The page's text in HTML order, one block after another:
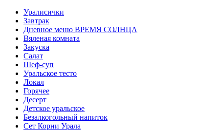
Уралисички
Завтрак
Дневное меню ВРЕМЯ СОЛНЦА
Вяленая комната
Закуска
Салат
Шеф-суп
Уральское тесто
Локал
Горячее
Десерт
Детское уральское
Безалкогольный напиток
Сет Корни Урала